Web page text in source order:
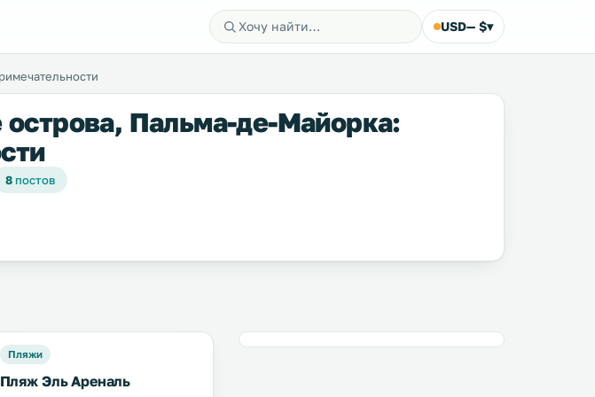
USD— $▾
Пальма-де-Майорка:
8 постов
Пляжи
Пляж Эль Ареналь